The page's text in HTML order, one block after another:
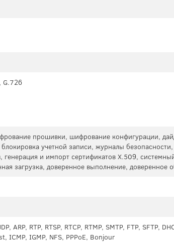
G.726
прошивки, шифрование конфигурации,
блокировка учетной записи, журналы
генерация и импорт сертификатов X.509,
загрузка, доверенное выполнение, доверенное
ARP, RTP, RTSP, RTCP, RTMP, SMTP, FTP, SFTP,
ICMP, IGMP, NFS, PPPoE, Bonjour